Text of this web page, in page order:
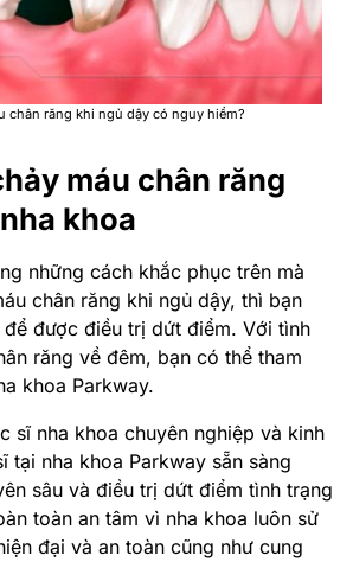
chân răng khi ngủ dậy có nguy hiểm?
máu chân răng
khoa
những cách khắc phục trên mà
chân răng khi ngủ dậy, thì bạn
để được điều trị dứt điểm. Với tình
răng về đêm, bạn có thể tham
khoa Parkway.
sĩ nha khoa chuyên nghiệp và kinh
tại nha khoa Parkway sẵn sàng
sâu và điều trị dứt điểm tình trạng
toàn an tâm vì nha khoa luôn sử
đại và an toàn cũng như cung